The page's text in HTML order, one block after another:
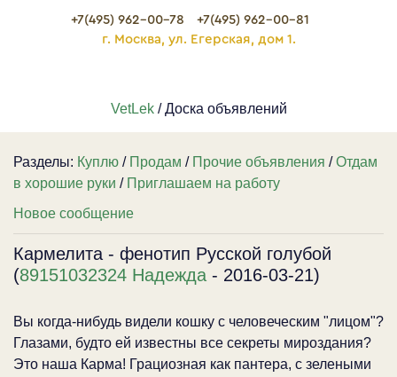
+7(495) 962-00-78
+7(495) 962-00-81
г. Москва, ул. Егерская, дом 1.
VetLek/ Доска объявлений
Разделы: Куплю / Продам / Прочие объявления /Отдам
в хорошие руки / Приглашаем на работу
Новое сообщение
Кармелита - фенотип Русской голубой
(89151032324 Надежда - 2016-03-21)
Вы когда-нибудь видели кошку с человеческим "лицом"?
Глазами, будто ей известны все секреты мироздания?
Это наша Карма! Грациозная как пантера, с зелеными